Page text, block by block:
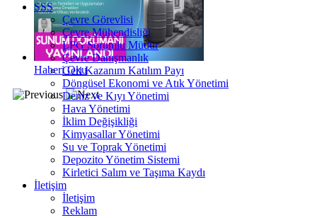
Haberi Oku
SSS
Çevre Görevlisi
Çevre Mühendisliği
LPG Sorumlu Müdür
Çevre Danışmanlık
Geri Kazanım Katılım Payı
Döngüsel Ekonomi ve Atık Yönetimi
Deniz ve Kıyı Yönetimi
Hava Yönetimi
İklim Değişikliği
Kimyasallar Yönetimi
Su ve Toprak Yönetimi
Depozito Yönetim Sistemi
Kirletici Salım ve Taşıma Kaydı
İletişim
İletişim
Reklam